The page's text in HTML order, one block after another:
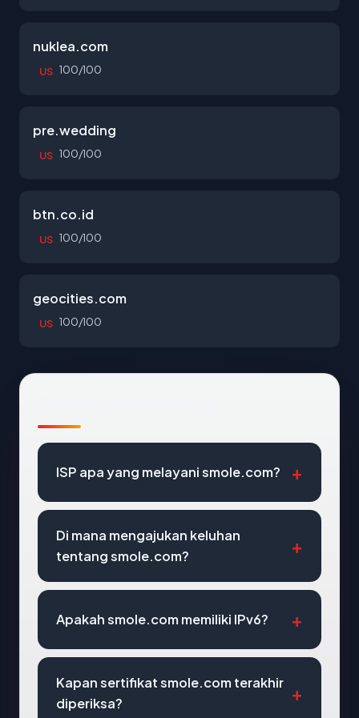
nuklea.com
US 100/100
pre.wedding
US 100/100
btn.co.id
US 100/100
geocities.com
US 100/100
ISP apa yang melayani smole.com?
Di mana mengajukan keluhan
tentang smole.com?
Apakah smole.com memiliki IPv6?
Kapan sertifikat smole.com terakhir
diperiksa?